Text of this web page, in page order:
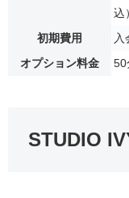
込
初期費用
オプション料金
50
STUDIO